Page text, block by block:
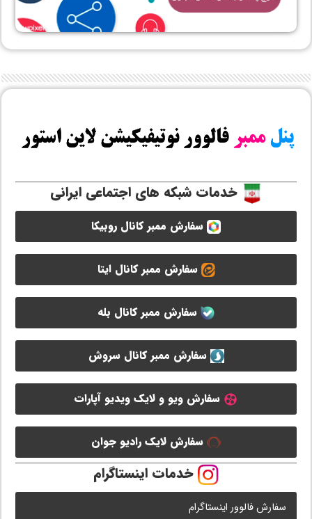
خدمات شبکه های اجتماعی ایرانی
سفارش ممبر کانال روبیکا
سفارش ممبر کانال ایتا
سفارش ممبر کانال بله
سفارش ممبر کانال سروش
سفارش ویو و لایک ویدیو آپارات
سفارش لایک رادیو جوان
خدمات اینستاگرام
سفارش فالوور اینستاگرام